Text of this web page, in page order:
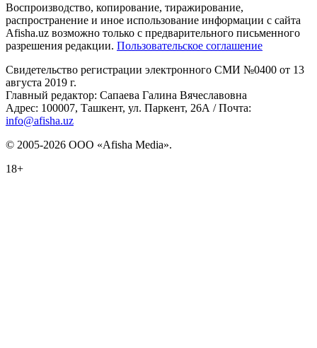
Воспроизводство, копирование, тиражирование,
распространение и иное использование информации с сайта
Afisha.uz возможно только с предварительного письменного
разрешения редакции. Пользовательское соглашение
Свидетельство регистрации электронного СМИ №0400 от 13
августа 2019 г.
Главный редактор: Сапаева Галина Вячеславовна
Адрес: 100007, Ташкент, ул. Паркент, 26А / Почта:
info@afisha.uz
© 2005-2026 ООО «Afisha Media».
18+